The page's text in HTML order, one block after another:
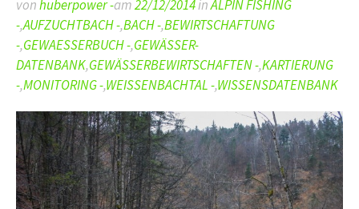
vonhuberpower -am22/12/2014inALPIN FISHING
-,AUFZUCHTBACH -,BACH -,BEWIRTSCHAFTUNG
-,GEWAESSERBUCH -,GEWÄSSER-
DATENBANK,GEWÄSSERBEWIRTSCHAFTEN -,KARTIERUNG
-,MONITORING -,WEISSENBACHTAL -,WISSENSDATENBANK